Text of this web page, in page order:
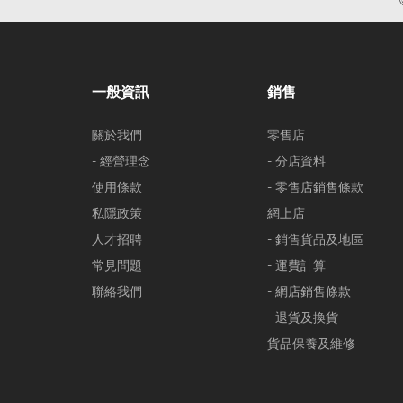
一般資訊
關於我們
- 經營理念
使用條款
私隱政策
人才招聘
常見問題
聯絡我們
銷售
零售店
- 分店資料
- 零售店銷售條款
網上店
- 銷售貨品及地區
- 運費計算
- 網店銷售條款
- 退貨及換貨
貨品保養及維修